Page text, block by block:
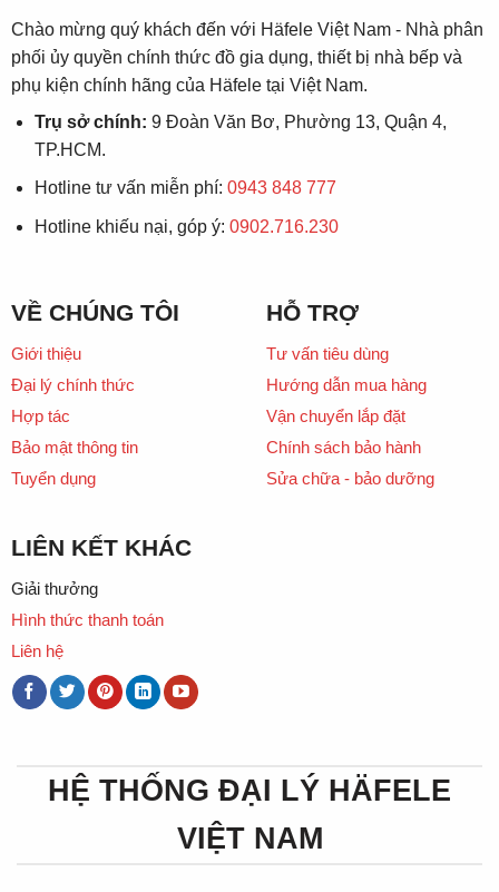
Chào mừng quý khách đến với Häfele Việt Nam - Nhà phân
phối ủy quyền chính thức đồ gia dụng, thiết bị nhà bếp và
phụ kiện chính hãng của Häfele tại Việt Nam.
Trụ sở chính: 9 Đoàn Văn Bơ, Phường 13, Quận 4,
TP.HCM.
Hotline tư vấn miễn phí: 0943 848 777
Hotline khiếu nại, góp ý: 0902.716.230
VỀ CHÚNG TÔI
Giới thiệu
Đại lý chính thức
Hợp tác
Bảo mật thông tin
Tuyển dụng
HỖ TRỢ
Tư vấn tiêu dùng
Hướng dẫn mua hàng
Vận chuyển lắp đặt
Chính sách bảo hành
Sửa chữa - bảo dưỡng
LIÊN KẾT KHÁC
Giải thưởng
Hình thức thanh toán
Liên hệ
HỆ THỐNG ĐẠI LÝ HÄFELE
VIỆT NAM